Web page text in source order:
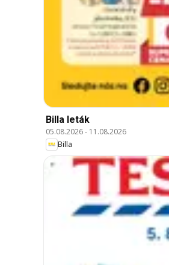
Billa leták
05.08.2026- 11.08.2026
Billa